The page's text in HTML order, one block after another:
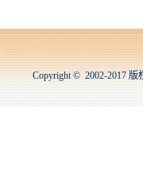
Copyright © 2002-2017